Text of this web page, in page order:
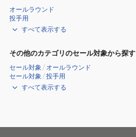
オールラウンド
投手用
すべて表示する
その他のカテゴリのセール対象から探す
セール対象 / オールラウンド
セール対象 /投手用
すべて表示する